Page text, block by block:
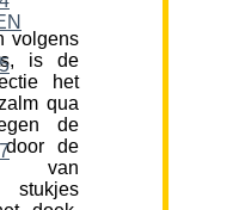
volgens
is de
het
qua
de
de
van